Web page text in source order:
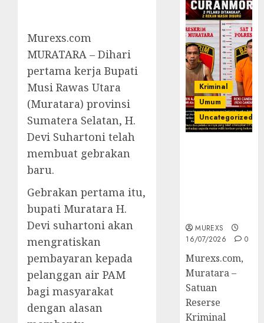
Murexs.com
MURATARA – Dihari
pertama kerja Bupati
Musi Rawas Utara
(Muratara) provinsi
Sumatera Selatan, H.
Devi Suhartoni telah
membuat gebrakan
baru.
Gebrakan pertama itu,
bupati Muratara H.
Devi suhartoni akan
mengratiskan
pembayaran kepada
pelanggan air PAM
bagi masyarakat
dengan alasan
Kriminal
Umum
Uncategorized
MUREXS
16/07/2026
0
Murexs.com,
Muratara –
Satuan
Reserse
Kriminal